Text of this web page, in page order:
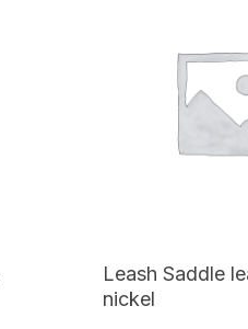
Leash Saddle
nickel